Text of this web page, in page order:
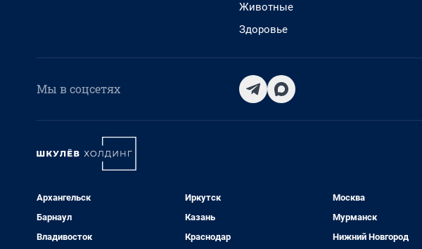
Животные
Здоровье
Мы в соцсетях
Архангельск
Барнаул
Владивосток
Иркутск
Казань
Краснодар
Москва
Мурманск
Нижний Новгород